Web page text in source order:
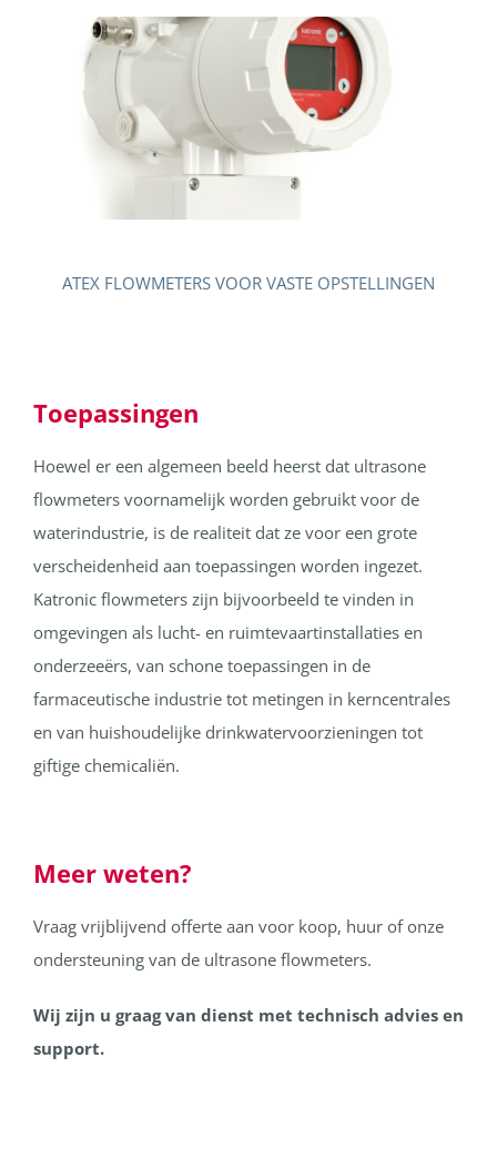
ATEX FLOWMETERS VOOR VASTE OPSTELLINGEN
Toepassingen
Hoewel er een algemeen beeld heerst dat ultrasone
flowmeters voornamelijk worden gebruikt voor de
waterindustrie, is de realiteit dat ze voor een grote
verscheidenheid aan toepassingen worden ingezet.
Katronic flowmeters zijn bijvoorbeeld te vinden in
omgevingen als lucht- en ruimtevaartinstallaties en
onderzeeërs, van schone toepassingen in de
farmaceutische industrie tot metingen in kerncentrales
en van huishoudelijke drinkwatervoorzieningen tot
giftige chemicaliën.
Meer weten?
Vraag vrijblijvend offerte aan voor koop, huur of onze
ondersteuning van de ultrasone flowmeters.
Wij zijn u graag van dienst met technisch advies en
support.